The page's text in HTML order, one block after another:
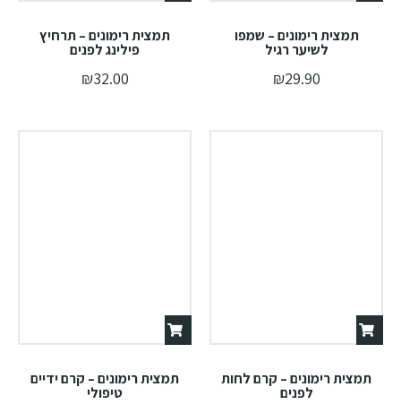
תמצית רימונים – שמפו
לשיער רגיל
₪29.90
תמצית רימונים – תרחיץ
פילינג לפנים
₪32.00
תמצית רימונים – קרם לחות
לפנים
תמצית רימונים – קרם ידיים
טיפולי